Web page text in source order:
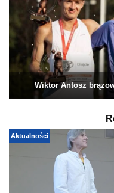
Wiktor Antosz
Aktualności